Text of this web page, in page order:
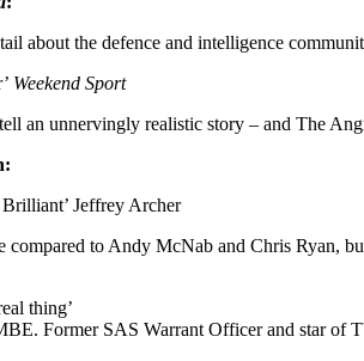
about the defence and intelligence
Weekend Sport
an unnervingly realistic story – and The
Jeffrey Archer
compared to Andy McNab and Chris Ryan,
thing’
Former SAS Warrant Officer and star of